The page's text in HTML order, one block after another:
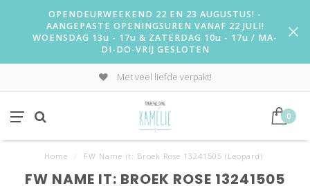
OPENDEURWEEKEND 22 EN 23 AUGUSTUS! -
AANGEPASTE OPENINGSUREN VANAF 22 JULI!
WOENSDAG 13u - 17u & ZATERDAG 10u - 17u / MA-
DI-DO-VRIJ GESLOTEN
Met veel liefde verpakt!
0
Home FW Name it: Broek Rose 13241505 (Leopard)
FW NAME IT: BROEK ROSE 13241505